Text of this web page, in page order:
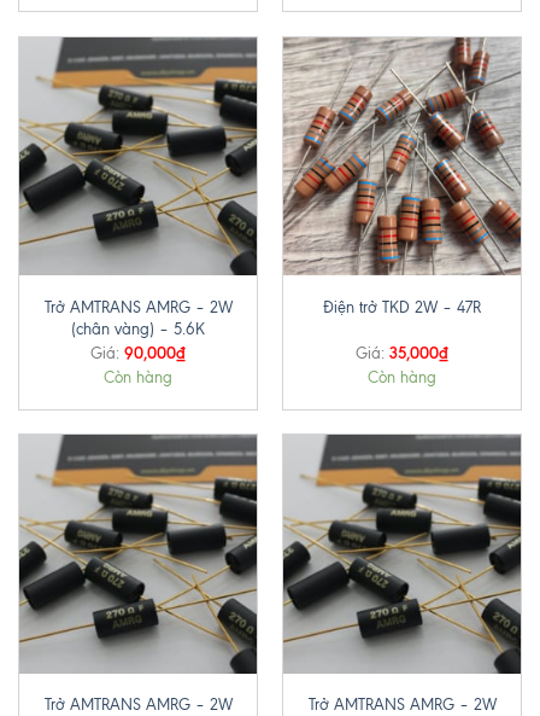
Trở AMTRANS AMRG – 2W
(chân vàng) – 5.6K
Giá: 90,000₫
Còn hàng
Điện trở TKD 2W – 47R
Giá: 35,000₫
Còn hàng
Trở AMTRANS AMRG – 2W
Trở AMTRANS AMRG – 2W